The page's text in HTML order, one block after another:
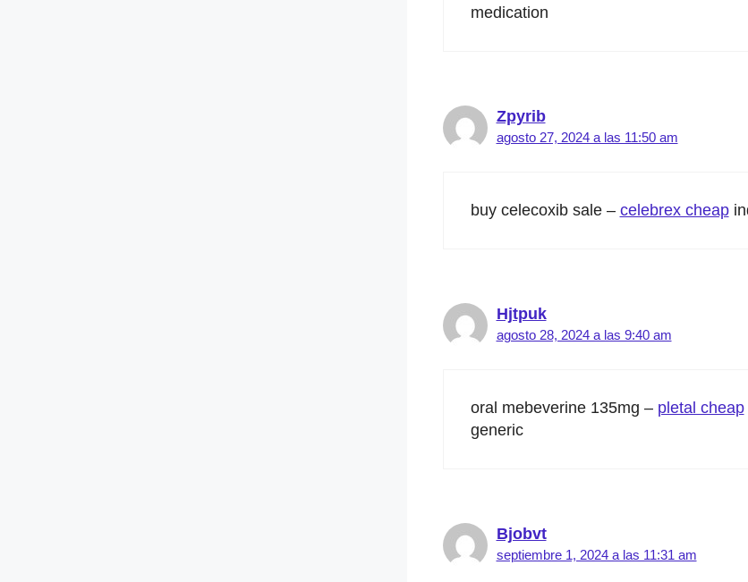
medication
Zpyrib
agosto 27, 2024 a las 11:50 am
buy celecoxib sale – celebrex cheap
Hjtpuk
agosto 28, 2024 a las 9:40 am
oral mebeverine 135mg – pletal cheap
generic
Bjobvt
septiembre 1, 2024 a las 11:31 am